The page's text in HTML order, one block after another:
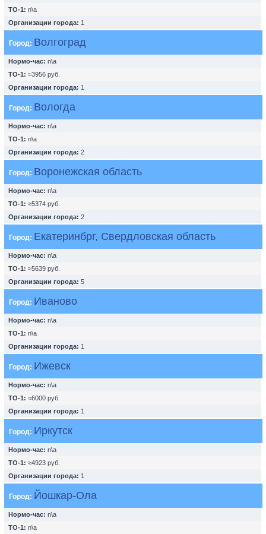
ТО-1: n\a
Организации города: 1
Город: Волгоград
Нормо-час: n\a
ТО-1: ≈3956 руб.
Организации города: 1
Город: Вологда
Нормо-час: n\a
ТО-1: n\a
Организации города: 2
Город: Воронежская область
Нормо-час: n\a
ТО-1: ≈5374 руб.
Организации города: 2
Город: Екатеринбрг, Свердловская область
Нормо-час: n\a
ТО-1: ≈5639 руб.
Организации города: 5
Город: Иваново
Нормо-час: n\a
ТО-1: n\a
Организации города: 1
Город: Ижевск
Нормо-час: n\a
ТО-1: ≈6000 руб.
Организации города: 1
Город: Иркутск
Нормо-час: n\a
ТО-1: ≈4923 руб.
Организации города: 1
Город: Йошкар-Ола
Нормо-час: n\a
ТО-1: n\a